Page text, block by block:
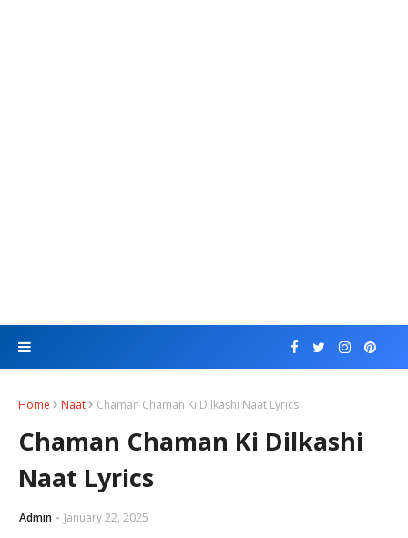
Home Naat Chaman Chaman Ki Dilkashi Naat Lyrics
Chaman Chaman Ki Dilkashi
Naat Lyrics
Admin January 22, 2025